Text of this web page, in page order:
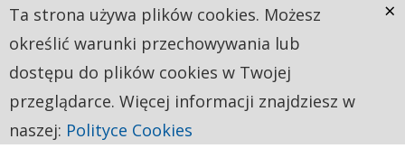
Ta strona używa plików cookies. Możesz
określić warunki przechowywania lub
dostępu do plików cookies w Twojej
przeglądarce. Więcej informacji znajdziesz w
naszej: Polityce Cookies
×